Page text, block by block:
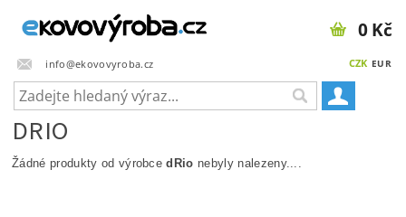
info@ekovovyroba.cz CZK EUR
0 Kč
DRIO
Žádné produkty od výrobcedRio nebyly nalezeny....